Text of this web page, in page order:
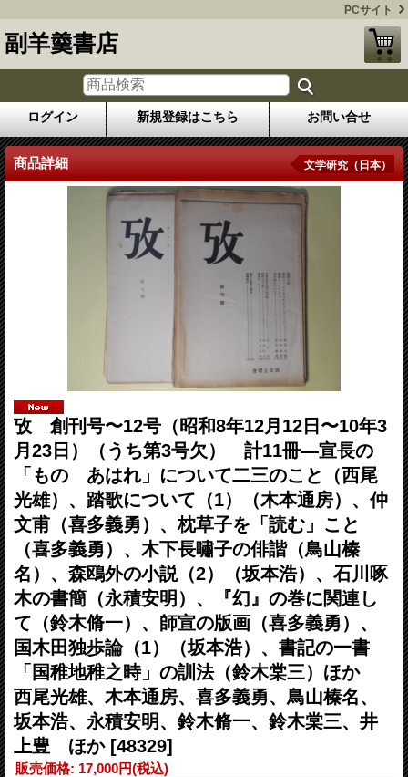
PCサイト
副羊羹書店
ログイン 新規登録はこちら お問い合せ
商品詳細 文学研究（日本）
攷 創刊号〜12号（昭和8年12月12日〜10年3
月23日）（うち第3号欠） 計11冊―宣長の
「ものゝあはれ」について二三のこと（西尾
光雄）、踏歌について（1）（木本通房）、仲
文甫（喜多義勇）、枕草子を「読む」こと
（喜多義勇）、木下長嘯子の俳諧（鳥山榛
名）、森鴎外の小説（2）（坂本浩）、石川啄
木の書簡（永積安明）、『幻』の巻に関連し
て（鈴木脩一）、師宣の版画（喜多義勇）、
国木田独歩論（1）（坂本浩）、書記の一書
「国稚地稚之時」の訓法（鈴木棠三）ほか
西尾光雄、木本通房、喜多義勇、鳥山榛名、
坂本浩、永積安明、鈴木脩一、鈴木棠三、井
上豊 ほか [48329]
販売価格: 17,000円(税込)